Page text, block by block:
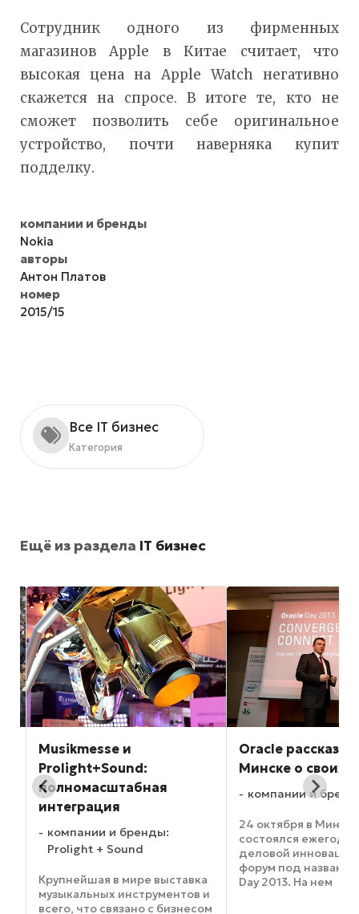
Сотрудник одного из фирменных
магазинов Apple в Китае считает, что
высокая цена на Apple Watch негативно
скажется на спросе. В итоге те, кто не
сможет позволить себе оригинальное
устройство, почти наверняка купит
подделку.
компании и бренды
Nokia
авторы
Антон Платов
номер
2015/15
Все IT бизнес
Категория
Ещё из раздела IT бизнес
Musikmesse и
Prolight+Sound:
полномасштабная
интеграция
компании и бренды:
Prolight + Sound
Крупнейшая в мире выставка
музыкальных инструментов и
всего, что связано с бизнесом
Oracle
Минске о своих
компании и
24 октября в Минске
состоялся
деловой
форум под
Day 2013. На нем